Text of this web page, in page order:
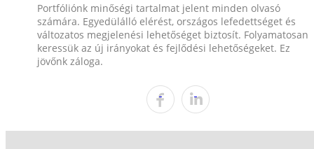
Portfóliónk minőségi tartalmat jelent minden olvasó
számára. Egyedülálló elérést, országos lefedettséget és
változatos megjelenési lehetőséget biztosít. Folyamatosan
keressük az új irányokat és fejlődési lehetőségeket. Ez
jövőnk záloga.